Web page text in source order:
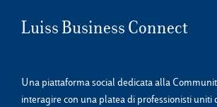
Luiss Business Connect
Una piattaforma social dedicata alla
interagire con una platea di professionisti uniti